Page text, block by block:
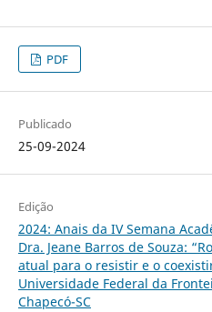
PDF
Publicado
25-09-2024
Edição
2024: Anais da IV Semana
Dra. Jeane Barros de Souza:
atual para o resistir e o
Universidade Federal da
Chapecó-SC